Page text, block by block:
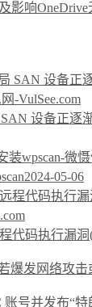
影响
设备正逐
2024-05-06
程代码执行漏
爆发网络攻